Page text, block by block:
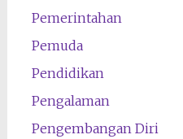
Pemerintahan
Pemuda
Pendidikan
Pengalaman
Pengembangan Diri